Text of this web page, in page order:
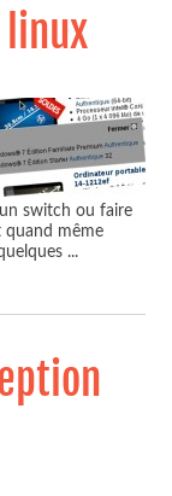
linux
switch ou faire
quand même
...